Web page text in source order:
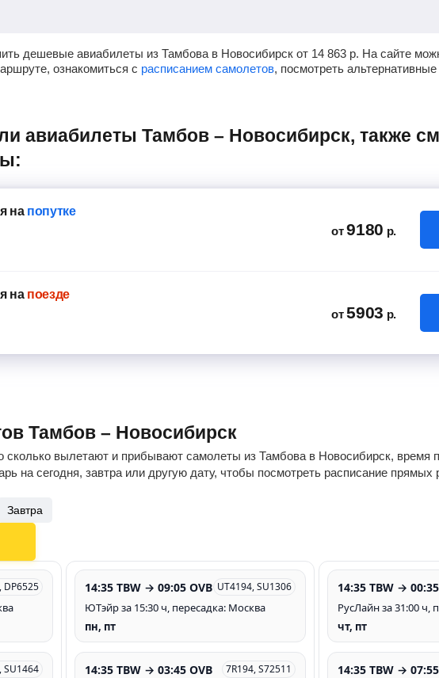
дешевые авиабилеты из Тамбова в Новосибирск от 14 863 р. На сайте
ознакомиться с расписанием самолетов, посмотреть
на попутке
от 9180 р.
на поезде
от 5903 р.
Тамбов – Новосибирск
сколько вылетают и прибывают самолеты из Тамбова в Новосибирск, время
на сегодня, завтра или другую дату, чтобы посмотреть расписание прямых
Завтра
DP6525
SU1464
14:35 TBW → 09:05 OVB UT4194, SU1306
ЮТэйр за 15:30 ч, пересадка: Москва
пн, пт
14:35 TBW → 03:45 OVB 7R194, S72511
14:35 TBW →
РусЛайн за 31:00 ч,
чт, пт
14:35 TBW →